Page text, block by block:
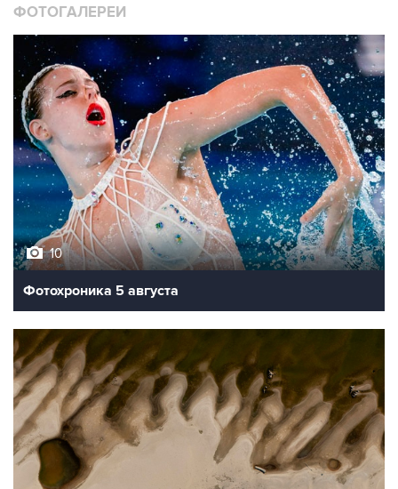
ФОТОГАЛЕРЕИ
10
Фотохроника 5 августа